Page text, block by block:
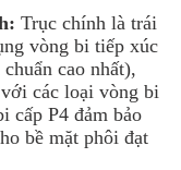
Trục chính là trái
vòng bi tiếp xúc
cao nhất),
các loại vòng bi
cấp P4 đảm bảo
bề mặt phôi đạt